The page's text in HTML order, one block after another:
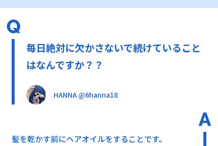
毎日絶対に欠かさないで続けていること
はなんですか？？
HANNA @6hanna18
髪を乾かす前にヘアオイルをすることです。